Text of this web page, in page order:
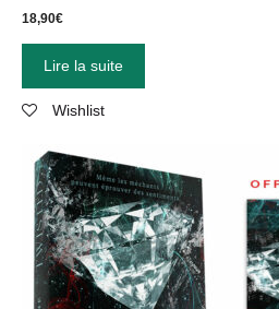
18,90€
Lire la suite
Wishlist